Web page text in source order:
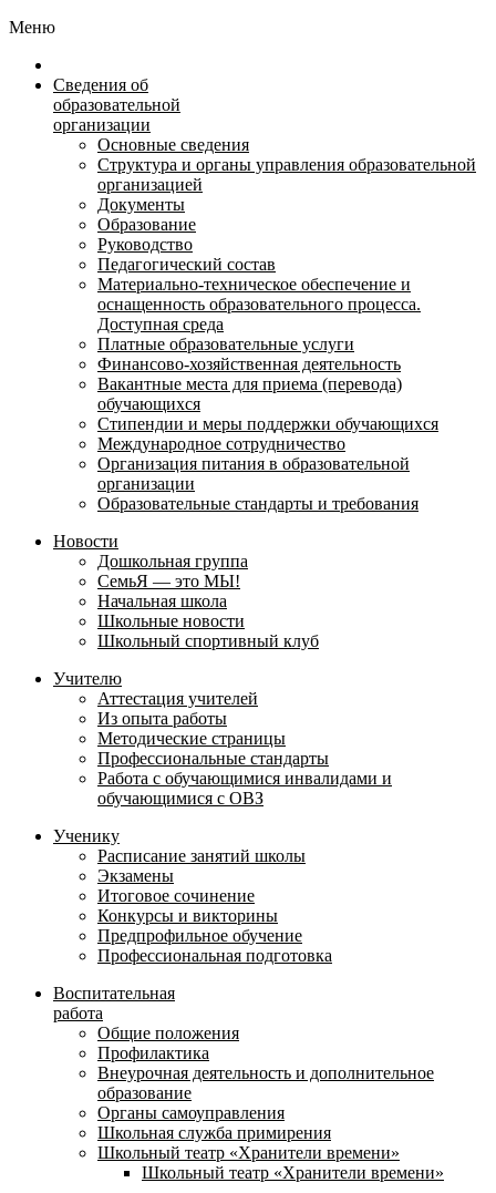
Меню
Сведения об
образовательной
организации
Основные сведения
Структура и органы управления образовательной
организацией
Документы
Образование
Руководство
Педагогический состав
Материально-техническое обеспечение и
оснащенность образовательного процесса.
Доступная среда
Платные образовательные услуги
Финансово-хозяйственная деятельность
Вакантные места для приема (перевода)
обучающихся
Стипендии и меры поддержки обучающихся
Международное сотрудничество
Организация питания в образовательной
организации
Образовательные стандарты и требования
Новости
Дошкольная группа
СемьЯ — это МЫ!
Начальная школа
Школьные новости
Школьный спортивный клуб
Учителю
Аттестация учителей
Из опыта работы
Методические страницы
Профессиональные стандарты
Работа с обучающимися инвалидами и
обучающимися с ОВЗ
Ученику
Расписание занятий школы
Экзамены
Итоговое сочинение
Конкурсы и викторины
Предпрофильное обучение
Профессиональная подготовка
Воспитательная
работа
Общие положения
Профилактика
Внеурочная деятельность и дополнительное
образование
Органы самоуправления
Школьная служба примирения
Школьный театр «Хранители времени»
Школьный театр «Хранители времени»